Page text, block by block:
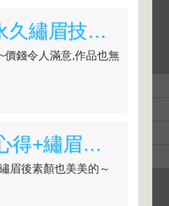
【柔霧眉】高雄Double Q極緻美學概念館｜半永久繡眉技術～光影柔霧眉正流行～紋眉後素顏也能漂漂亮亮的
價錢令人滿意,作品也無
【光影柔霧眉】高雄+Double Q極緻美學+飄眉心得+繡眉分享+紋眉高雄+重新霧眉後,眉毛整體漸層感自然又立體！
眉後素顏也美美的～